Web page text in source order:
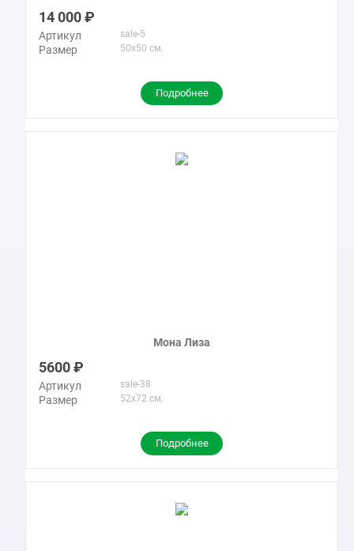
14 000
Артикул sale-5
Размер 50x50 см.
Подробнее
Мона Лиза
5600
Артикул sale-38
Размер 52x72 см.
Подробнее